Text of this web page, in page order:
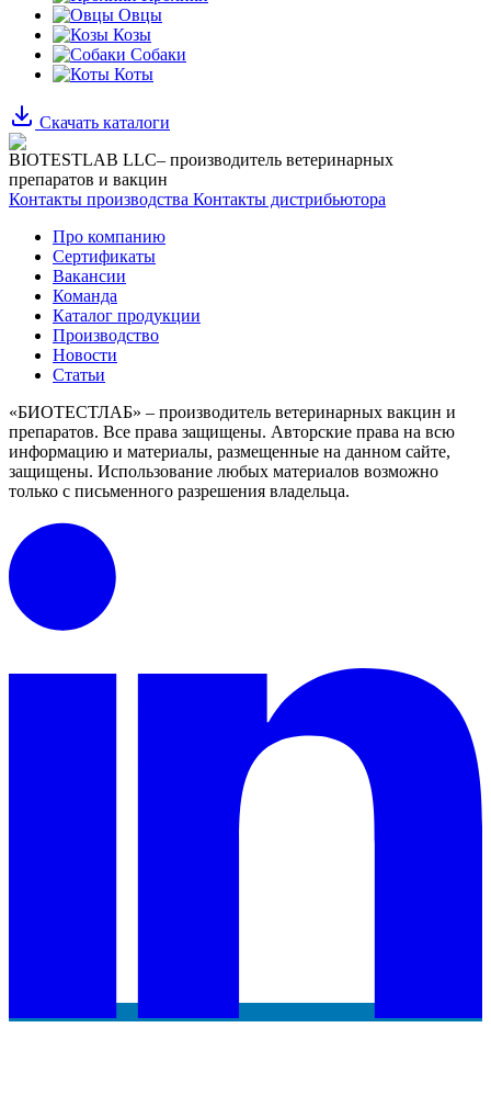
Овцы
Козы
Собаки
Коты
Скачать каталоги
BIOTESTLAB LLC– производитель ветеринарных
препаратов и вакцин
Контакты производства Контакты дистрибьютора
Про компанию
Сертификаты
Вакансии
Команда
Каталог продукции
Производство
Новости
Статьи
«БИОТЕСТЛАБ» – производитель ветеринарных вакцин и
препаратов. Все права защищены. Авторские права на всю
информацию и материалы, размещенные на данном сайте,
защищены. Использование любых материалов возможно
только с письменного разрешения владельца.